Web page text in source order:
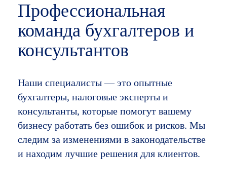
Профессиональная
команда бухгалтеров и
консультантов
Наши специалисты — это опытные
бухгалтеры, налоговые эксперты и
консультанты, которые помогут вашему
бизнесу работать без ошибок и рисков. Мы
следим за изменениями в законодательстве
и находим лучшие решения для клиентов.